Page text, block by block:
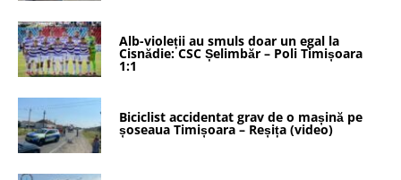
Alb-violeții au smuls doar un egal la
Cisnădie: CSC Șelimbăr – Poli Timișoara
1:1
Biciclist accidentat grav de o mașină pe
șoseaua Timișoara – Reșița (video)